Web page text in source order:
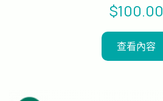
$100.00
查看內容